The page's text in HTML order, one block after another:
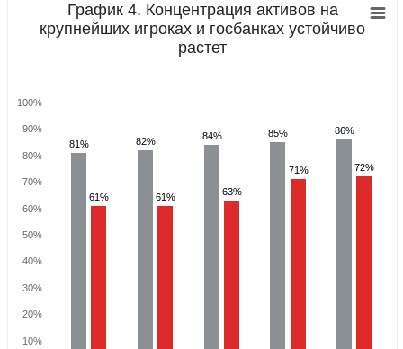
График 4. Концентрация активов на
крупнейших игроках и госбанках устойчиво
растет
81%
81% 82%
82% 84%
84% 85%
85% 86%
86%
61%
61% 61%
61% 63%
63%
71%
71% 72%
72%
10%
20%
30%
40%
50%
60%
70%
80%
90%
100%